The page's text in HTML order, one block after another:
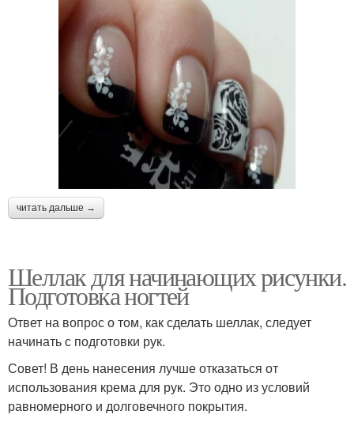
читать дальше →
Шеллак для начинающих рисунки.
Подготовка ногтей
Ответ на вопрос о том, как сделать шеллак, следует
начинать с подготовки рук.
Совет! В день нанесения лучше отказаться от
использования крема для рук. Это одно из условий
равномерного и долговечного покрытия.